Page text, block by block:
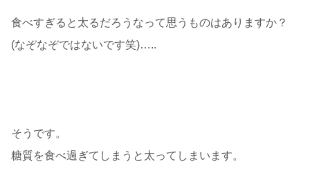
食べすぎると太るだろうなって思うものはありますか？
(なぞなぞではないです笑)…..
そうです。
糖質を食べ過ぎてしまうと太ってしまいます。